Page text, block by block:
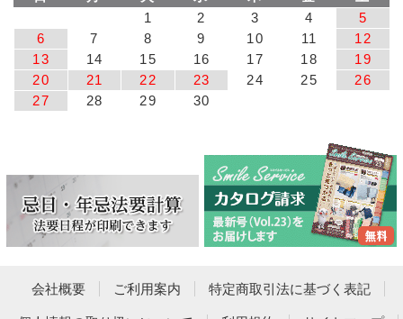
1
2 3 4
5
6
7 8 9 10 11
12
13
14 15 16 17 18
19
20
21 22 23 24 25
26
27
28 29 30
会社概要 ご利用案内 特定商取引法に基づく表記